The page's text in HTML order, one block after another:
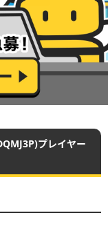
プレイヤー